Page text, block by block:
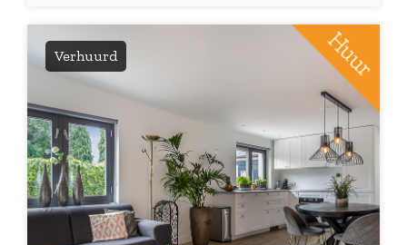
Verhuurd